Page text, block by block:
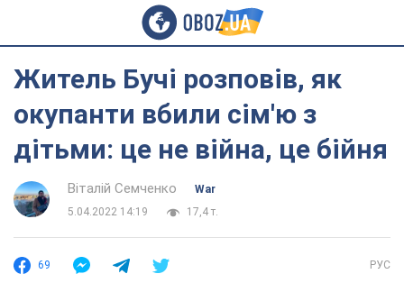
Житель Бучі розповів, як
окупанти вбили сім'ю з
дітьми: це не війна, це бійня
Віталій Семченко
War
5.04.2022 14:19
17,4 т.
69 РУС